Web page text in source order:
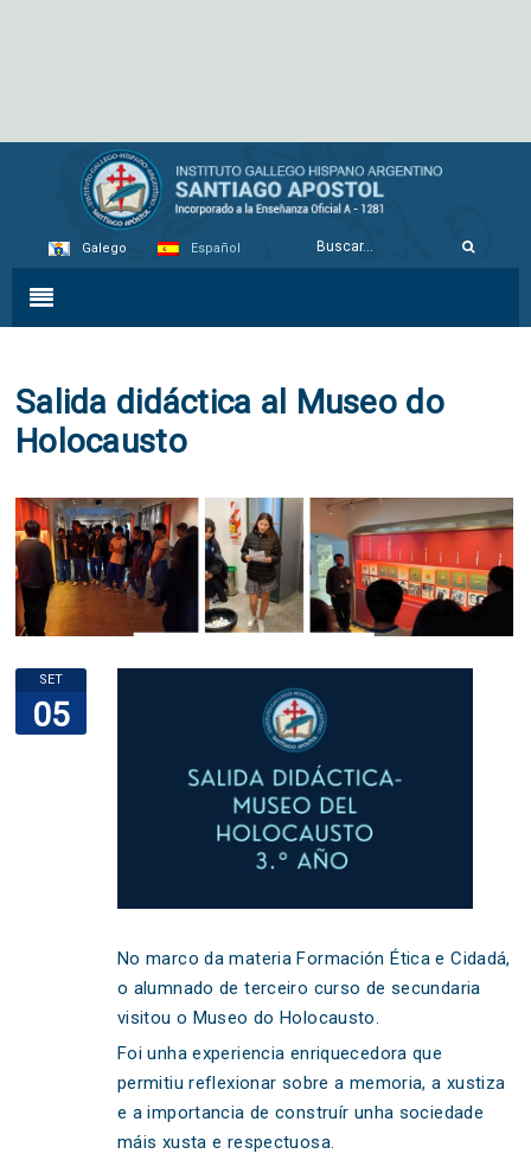
Galego Español
Salida didáctica al Museo do
Holocausto
SET
05
No marco da materia Formación Ética e Cidadá,
o alumnado de terceiro curso de secundaria
visitou o Museo do Holocausto.
Foi unha experiencia enriquecedora que
permitiu reflexionar sobre a memoria, a xustiza
e a importancia de construír unha sociedade
máis xusta e respectuosa.